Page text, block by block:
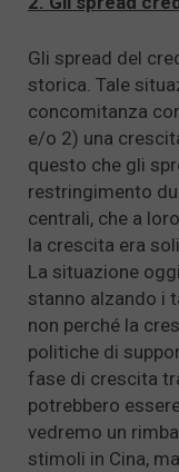
Gli spread del
storica. Tale
concomitanza
e/o 2) una
questo che gli
restringimento
centrali, che a
la crescita era
La situazione
stanno alzando i
non perché la
politiche di
fase di crescita
potrebbero
vedremo un
stimoli in Cina,